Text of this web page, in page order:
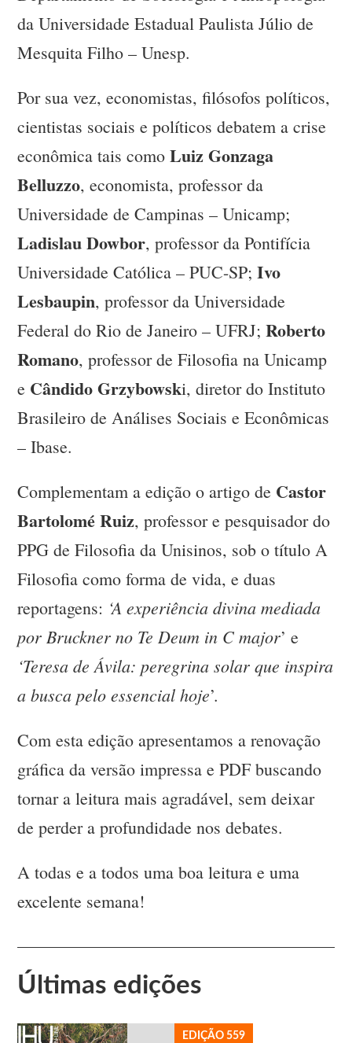
da Universidade Estadual Paulista Júlio de
Mesquita Filho – Unesp.
Por sua vez, economistas, filósofos políticos,
cientistas sociais e políticos debatem a crise
econômica tais comoLuiz Gonzaga
Belluzzo, economista, professor da
Universidade de Campinas – Unicamp;
Ladislau Dowbor, professor da Pontifícia
Universidade Católica – PUC-SP;Ivo
Lesbaupin, professor da Universidade
Federal do Rio de Janeiro – UFRJ;Roberto
Romano, professor de Filosofia na Unicamp
e Cândido Grzybowski, diretor do Instituto
Brasileiro de Análises Sociais e Econômicas
– Ibase.
Complementam a edição o artigo de Castor
Bartolomé Ruiz, professor e pesquisador do
PPG de Filosofia da Unisinos, sob o título A
Filosofia como forma de vida, e duas
reportagens: ‘A experiência divina mediada
por Bruckner no Te Deum in C major’ e
‘Teresa de Ávila: peregrina solar que inspira
a busca pelo essencial hoje’.
Com esta edição apresentamos a renovação
gráfica da versão impressa e PDF buscando
tornar a leitura mais agradável, sem deixar
de perder a profundidade nos debates.
A todas e a todos uma boa leitura e uma
excelente semana!
Últimas edições
EDIÇÃO 559